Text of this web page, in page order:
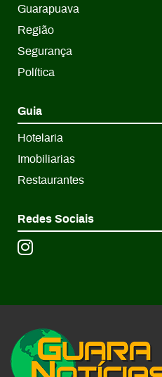
Guarapuava
Região
Segurança
Política
Guia
Hotelaria
Imobiliarias
Restaurantes
Redes Sociais